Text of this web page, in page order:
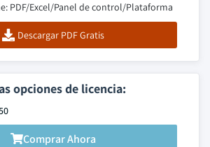
PDF/Excel/Panel de control/Plataforma
Descargar PDF Gratis
opciones de licencia:
Comprar Ahora